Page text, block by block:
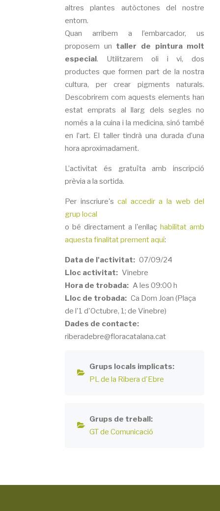
altres plantes autòctones del nostre
entorn.
Quan arribem a l’embarcador, us
proposem un taller de pintura molt
especial. Utilitzarem oli i vi, dos
productes que formen part de la nostra
cultura, per crear pigments naturals.
Descobrirem com aquests elements han
estat emprats al llarg dels segles no
només a la cuina i la medicina, sinó també
en l’art. El taller tindrà una durada d’una
hora aproximadament.
L’activitat és gratuïta amb inscripció
prèvia a la sortida.
Per inscriure'scal accedir a la web del
grup local
o bé directament a l'enllaçhabilitat amb
aquesta finalitat prement aquí:
Data de l'activitat
07/09/24
Lloc activitat
Vinebre
Hora de trobada
A les 09:00 h
Lloc de trobada
Ca Dom Joan (Plaça
de l'1 d'Octubre, 1; de Vinebre)
Dades de contacte
riberadebre@floracatalana.cat
Grups locals implicats
PL de la Ribera d'Ebre
Grups de treball
GT de Comunicació